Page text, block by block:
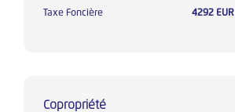
Taxe Foncière 4292 EUR
Copropriété